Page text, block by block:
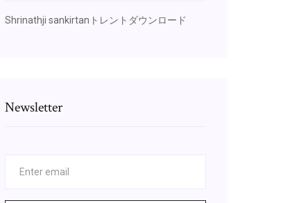
Shrinathji sankirtanトレントダウンロード
Newsletter